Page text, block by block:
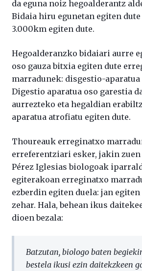
da eguna noiz hegoalderantz
Bidaia hiru egunetan egiten dute
3.000km egiten dute.
Hegoalderanzko bidaiari aurre
oso gauza bitxia egiten dute
marradunek: disgestio-aparatua
Digestio aparatua oso garestia
aurrezteko eta hegaldian
aparatua atrofiatu egiten dute.
Thoureauk erreginatxo
erreferentziari esker, jakin zuen
Pérez Iglesias biologoak
egiterakoan erreginatxo
ezberdin egiten duela: jan
zehar. Hala, behean ikus
dioen bezala:
Batzutan, biologo baten
bestela ikusi ezin daitekzkeen